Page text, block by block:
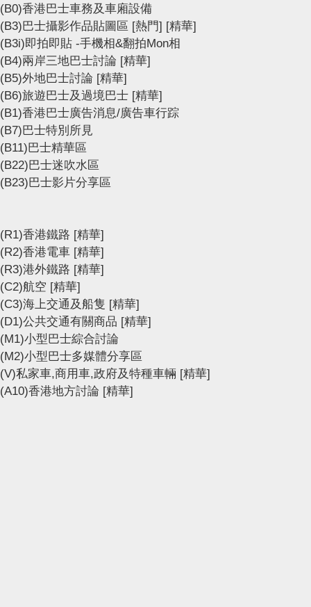
(B0)香港巴士車務及車廂設備
(B3)巴士攝影作品貼圖區 [熱門] [精華]
(B3i)即拍即貼 -手機相&翻拍Mon相
(B4)兩岸三地巴士討論 [精華]
(B5)外地巴士討論 [精華]
(B6)旅遊巴士及過境巴士 [精華]
(B1)香港巴士廣告消息/廣告車行踪
(B7)巴士特別所見
(B11)巴士精華區
(B22)巴士迷吹水區
(B23)巴士影片分享區
(R1)香港鐵路 [精華]
(R2)香港電車 [精華]
(R3)港外鐵路 [精華]
(C2)航空 [精華]
(C3)海上交通及船隻 [精華]
(D1)公共交通有關商品 [精華]
(M1)小型巴士綜合討論
(M2)小型巴士多媒體分享區
(V)私家車,商用車,政府及特種車輛 [精華]
(A10)香港地方討論 [精華]